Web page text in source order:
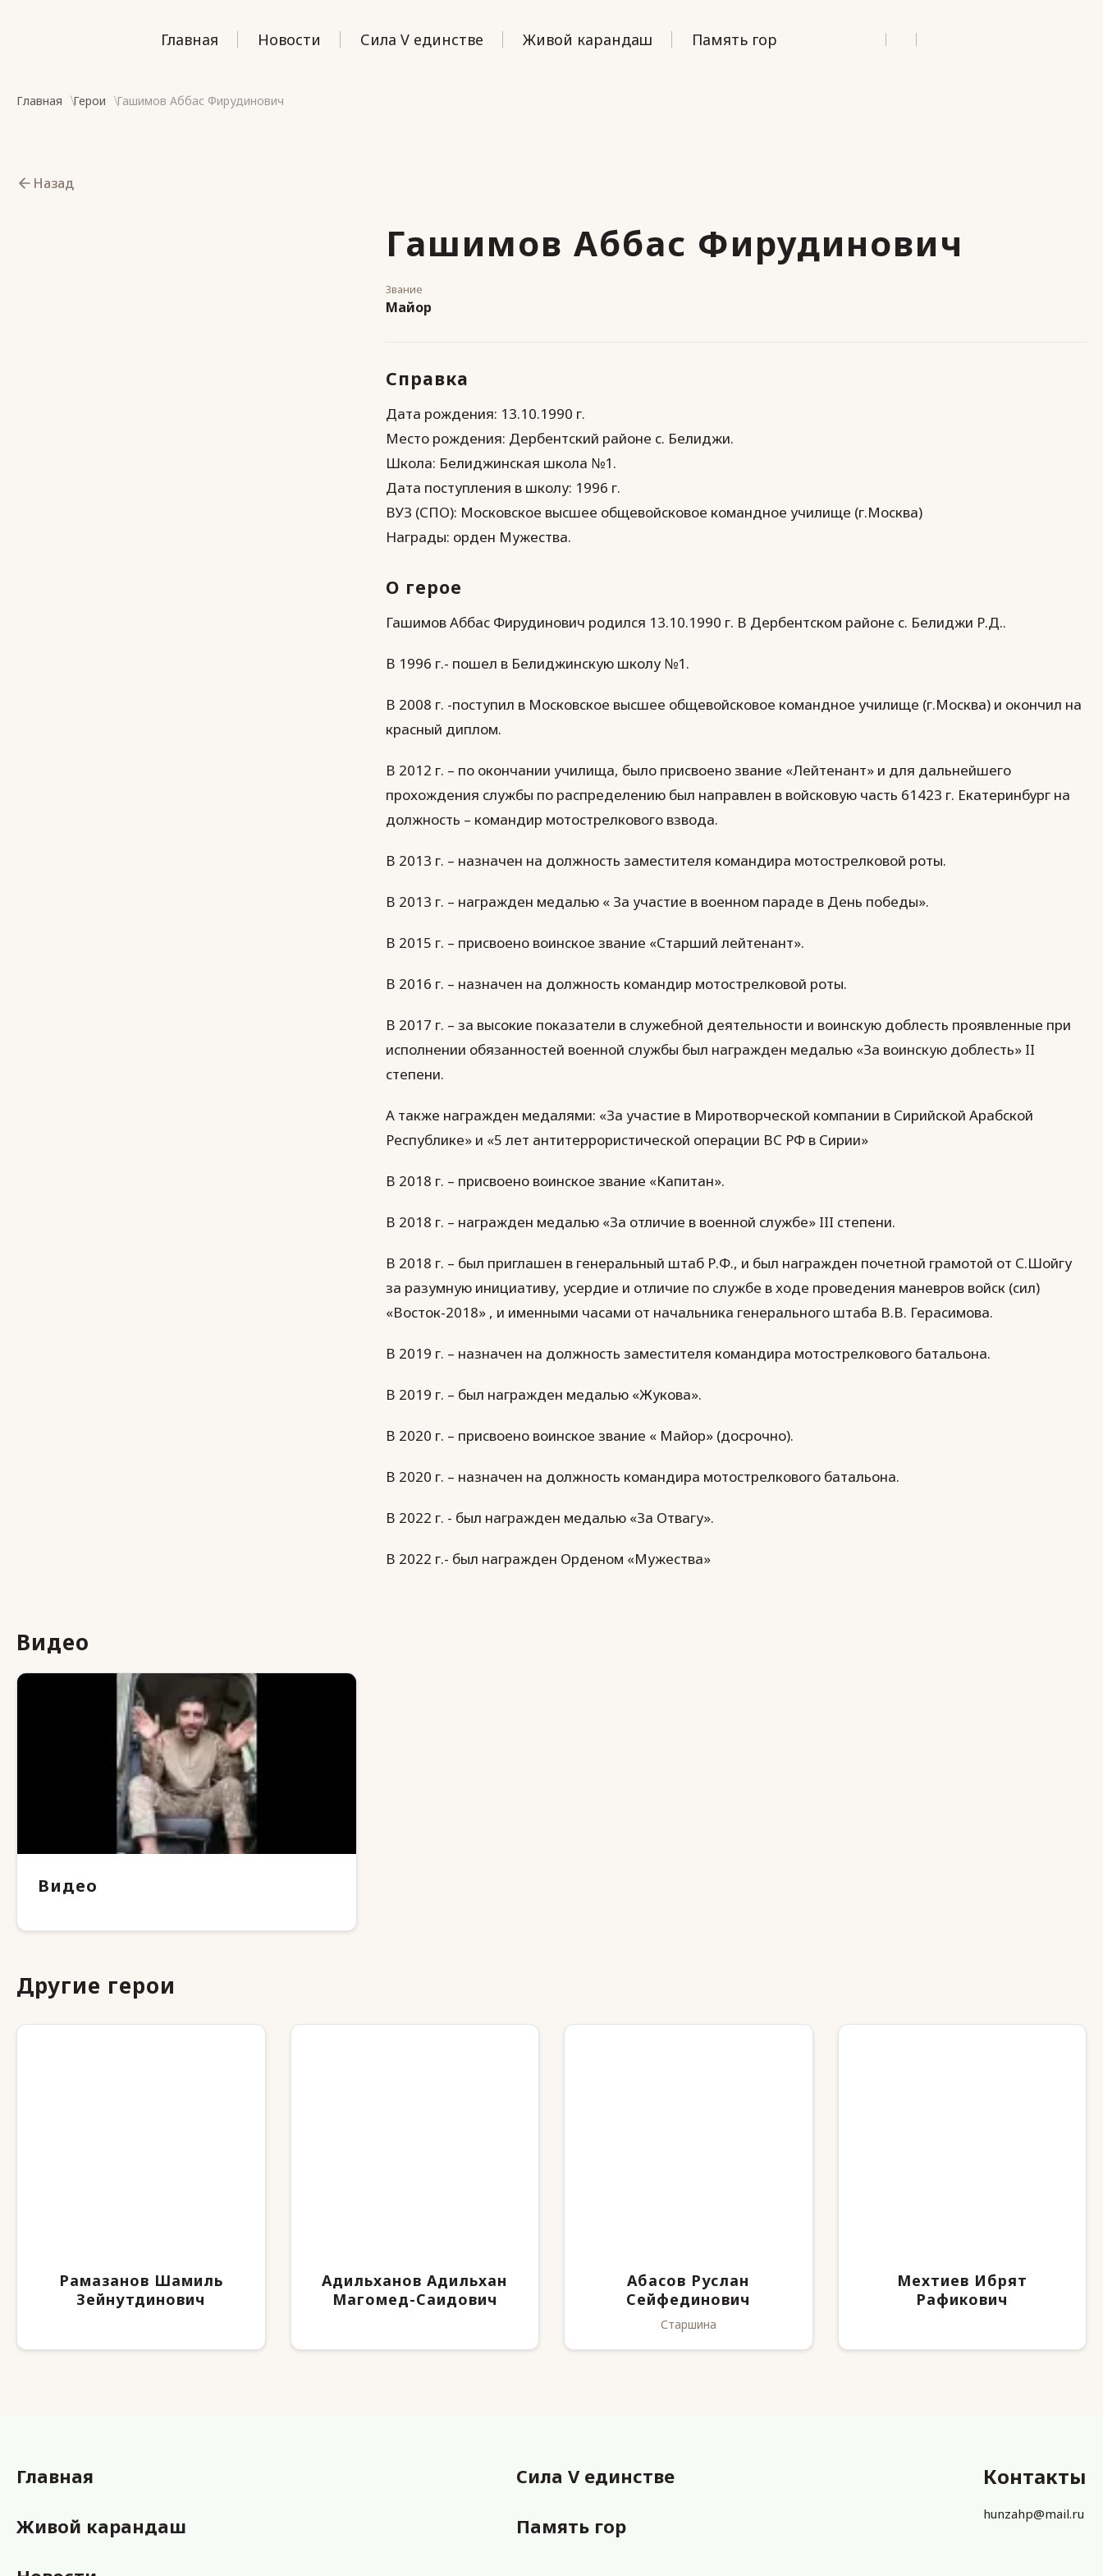
Главная Новости Сила V единстве Живой карандаш Память гор
Главная Герои Гашимов Аббас Фирудинович
Назад
Гашимов Аббас Фирудинович
Звание
Майор
Справка
Дата рождения: 13.10.1990 г.
Место рождения: Дербентский районе с. Белиджи.
Школа: Белиджинская школа №1.
Дата поступления в школу: 1996 г.
ВУЗ (СПО): Московское высшее общевойсковое командное училище (г.Москва)
Награды: орден Мужества.
О герое
Гашимов Аббас Фирудинович родился 13.10.1990 г. В Дербентском районе с. Белиджи Р.Д..
В 1996 г.- пошел в Белиджинскую школу №1.
В 2008 г. -поступил в Московское высшее общевойсковое командное училище (г.Москва) и окончил на
красный диплом.
В 2012 г. – по окончании училища, было присвоено звание «Лейтенант» и для дальнейшего
прохождения службы по распределению был направлен в войсковую часть 61423 г. Екатеринбург на
должность – командир мотострелкового взвода.
В 2013 г. – назначен на должность заместителя командира мотострелковой роты.
В 2013 г. – награжден медалью « За участие в военном параде в День победы».
В 2015 г. – присвоено воинское звание «Старший лейтенант».
В 2016 г. – назначен на должность командир мотострелковой роты.
В 2017 г. – за высокие показатели в служебной деятельности и воинскую доблесть проявленные при
исполнении обязанностей военной службы был награжден медалью «За воинскую доблесть» II
степени.
А также награжден медалями: «За участие в Миротворческой компании в Сирийской Арабской
Республике» и «5 лет антитеррористической операции ВС РФ в Сирии»
В 2018 г. – присвоено воинское звание «Капитан».
В 2018 г. – награжден медалью «За отличие в военной службе» III степени.
В 2018 г. – был приглашен в генеральный штаб Р.Ф., и был награжден почетной грамотой от С.Шойгу
за разумную инициативу, усердие и отличие по службе в ходе проведения маневров войск (сил)
«Восток-2018» , и именными часами от начальника генерального штаба В.В. Герасимова.
В 2019 г. – назначен на должность заместителя командира мотострелкового батальона.
В 2019 г. – был награжден медалью «Жукова».
В 2020 г. – присвоено воинское звание « Майор» (досрочно).
В 2020 г. – назначен на должность командира мотострелкового батальона.
В 2022 г. - был награжден медалью «За Отвагу».
В 2022 г.- был награжден Орденом «Мужества»
Видео
Видео
Другие герои
Рамазанов Шамиль
Зейнутдинович
Адильханов Адильхан
Магомед-Саидович
Абасов Руслан
Сейфединович
Старшина
Мехтиев Ибрят
Рафикович
Главная Сила V единстве
Живой карандаш Память гор
Контакты
hunzahp@mail.ru